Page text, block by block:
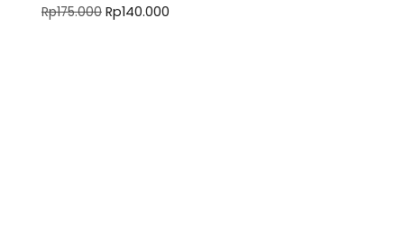
Rp175.000 Rp140.000